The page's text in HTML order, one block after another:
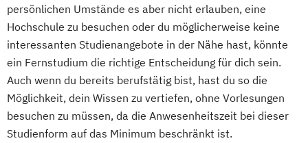
Digital Product Management
Digital Transformation Management -
Gesundheitswesen
Digitale Betriebswirtschaftslehre
Digitale Transformation Diätetik
E-Beratung in der Pädagogik
E-Commerce Elektrotechnik
Angewandte Psychologie mit Schwerpunkt
Sportpsychologie
Arbeitsrecht Beratung & Coaching
Betriebliches Gesundheitsmanagement
Betriebswirtschaft
Betriebswirtschaft und Digitalisierung
Betriebswirtschaft und
persönlichen Umstände es aber nicht erlauben, eine
Hochschule zu besuchen oder du möglicherweise keine
interessanten Studienangebote in der Nähe hast, könnte
ein Fernstudium die richtige Entscheidung für dich sein.
Auch wenn du bereits berufstätig bist, hast du so die
Möglichkeit, dein Wissen zu vertiefen, ohne Vorlesungen
besuchen zu müssen, da die Anwesenheitszeit bei dieser
Studienform auf das Minimum beschränkt ist.